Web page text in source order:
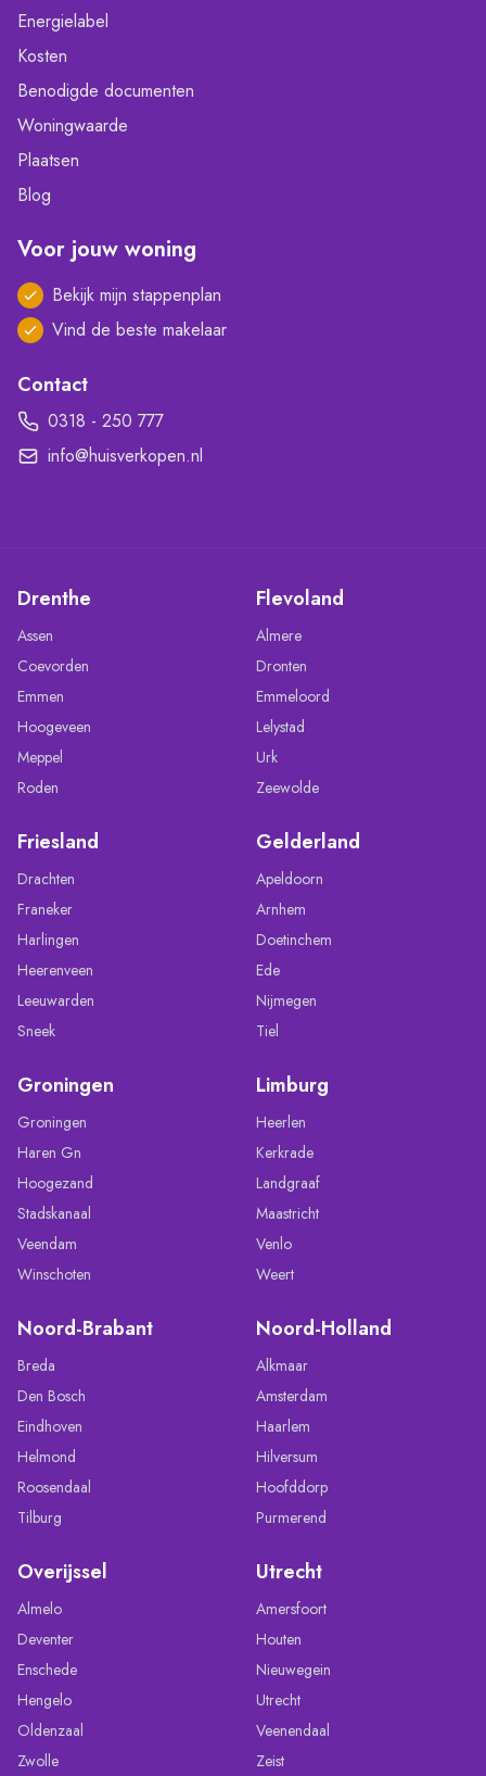
Energielabel
Kosten
Benodigde documenten
Woningwaarde
Plaatsen
Blog
Voor jouw woning
Bekijk mijn stappenplan
Vind de beste makelaar
Contact
0318 - 250 777
info@huisverkopen.nl
Drenthe
Assen
Coevorden
Emmen
Hoogeveen
Meppel
Roden
Flevoland
Almere
Dronten
Emmeloord
Lelystad
Urk
Zeewolde
Friesland
Drachten
Franeker
Harlingen
Heerenveen
Leeuwarden
Sneek
Gelderland
Apeldoorn
Arnhem
Doetinchem
Ede
Nijmegen
Tiel
Groningen
Groningen
Haren Gn
Hoogezand
Stadskanaal
Veendam
Winschoten
Limburg
Heerlen
Kerkrade
Landgraaf
Maastricht
Venlo
Weert
Noord-Brabant
Breda
Den Bosch
Eindhoven
Helmond
Roosendaal
Tilburg
Noord-Holland
Alkmaar
Amsterdam
Haarlem
Hilversum
Hoofddorp
Purmerend
Overijssel
Almelo
Deventer
Enschede
Hengelo
Oldenzaal
Zwolle
Utrecht
Amersfoort
Houten
Nieuwegein
Utrecht
Veenendaal
Zeist